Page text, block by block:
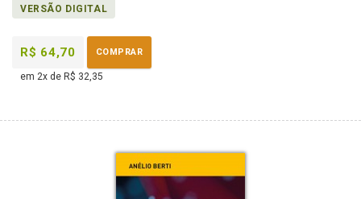
VERSÃO DIGITAL
R$ 64,70 COMPRAR
em 2x de R$ 32,35